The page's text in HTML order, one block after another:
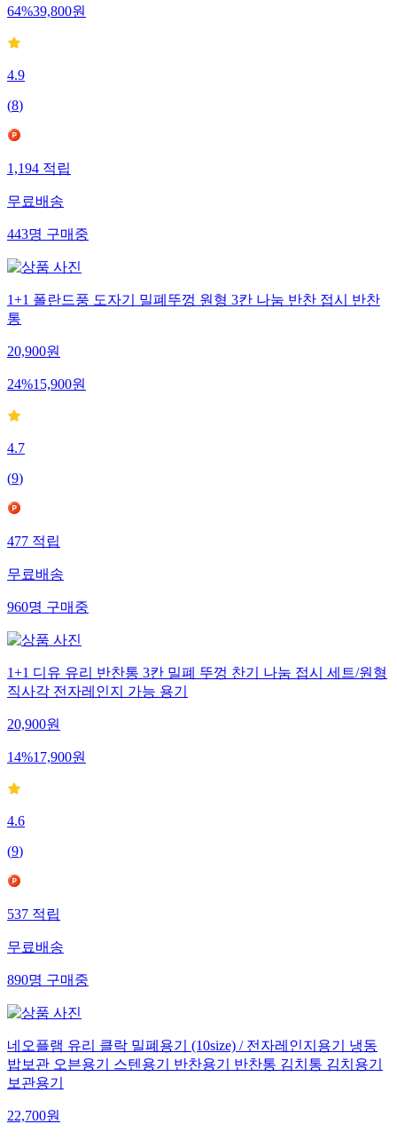
64%39,800원
4.9
(8)
1,194 적립
무료배송
443명 구매중
1+1 폴란드풍 도자기 밀폐뚜껑 원형 3칸 나눔 반찬 접시 반찬
통
20,900원
24%15,900원
4.7
(9)
477 적립
무료배송
960명 구매중
1+1 디유 유리 반찬통 3칸 밀폐 뚜껑 찬기 나눔 접시 세트/원형
직사각 전자레인지 가능 용기
20,900원
14%17,900원
4.6
(9)
537 적립
무료배송
890명 구매중
네오플램 유리 클락 밀폐용기 (10size) / 전자레인지용기 냉동
밥보관 오븐용기 스텐용기 반찬용기 반찬통 김치통 김치용기
보관용기
22,700원